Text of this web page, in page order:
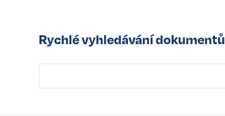
Rychlé vyhledávání dokumentů